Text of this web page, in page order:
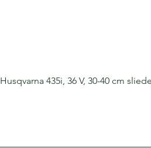
435i, 36 V, 30-40 cm